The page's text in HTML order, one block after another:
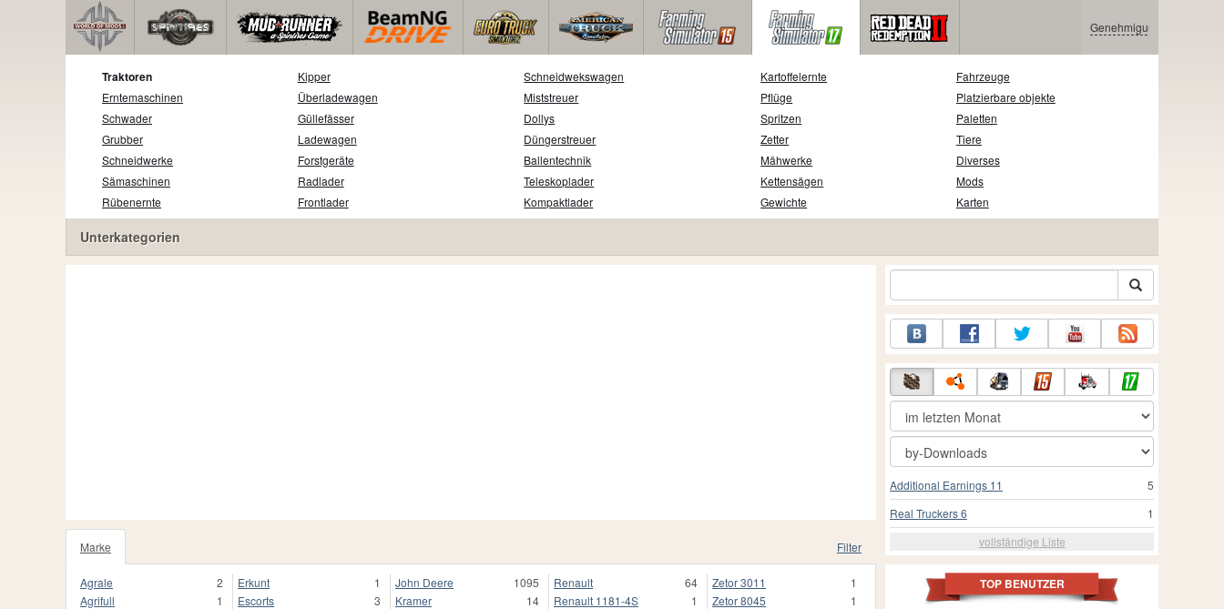
Genehmigung
Traktoren
Erntemaschinen
Schwader
Grubber
Schneidwerke
Sämaschinen
Rübenernte
Kipper
Überladewagen
Güllefässer
Ladewagen
Forstgeräte
Radlader
Frontlader
Schneidwekswagen
Miststreuer
Dollys
Düngerstreuer
Ballentechnik
Teleskoplader
Kompaktlader
Kartoffelernte
Pflüge
Spritzen
Zetter
Mähwerke
Kettensägen
Gewichte
Fahrzeuge
Platzierbare objekte
Paletten
Tiere
Diverses
Mods
Karten
Unterkategorien
Marke
Filter
1020
Agrale
2
Agrifull
1
Erkunt
1
Escorts
3
John Deere
1095
Kramer
14
Renault
64
Renault 1181-4S
1
Zetor 3011
1
Zetor 8045
1
5
Additional Earnings 11
1
Real Truckers 6
vollständige Liste
TOP BENUTZER